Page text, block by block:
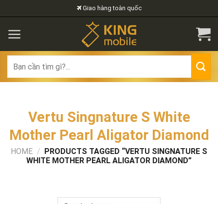
to
content
Giao hàng toàn quốc
for:
Vertu Singnature S White
Mother Pearl Aligator Diamond
HOME / PRODUCTS TAGGED “VERTU SINGNATURE S
WHITE MOTHER PEARL ALIGATOR DIAMOND”